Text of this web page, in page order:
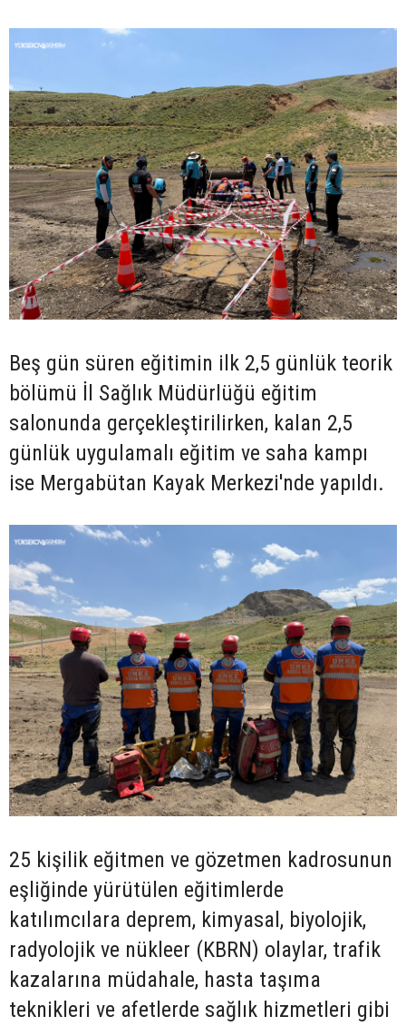
Beş gün süren eğitimin ilk 2,5 günlük teorik
bölümü İl Sağlık Müdürlüğü eğitim
salonunda gerçekleştirilirken, kalan 2,5
günlük uygulamalı eğitim ve saha kampı
ise Mergabütan Kayak Merkezi'nde yapıldı.
25 kişilik eğitmen ve gözetmen kadrosunun
eşliğinde yürütülen eğitimlerde
katılımcılara deprem, kimyasal, biyolojik,
radyolojik ve nükleer (KBRN) olaylar, trafik
kazalarına müdahale, hasta taşıma
teknikleri ve afetlerde sağlık hizmetleri gibi